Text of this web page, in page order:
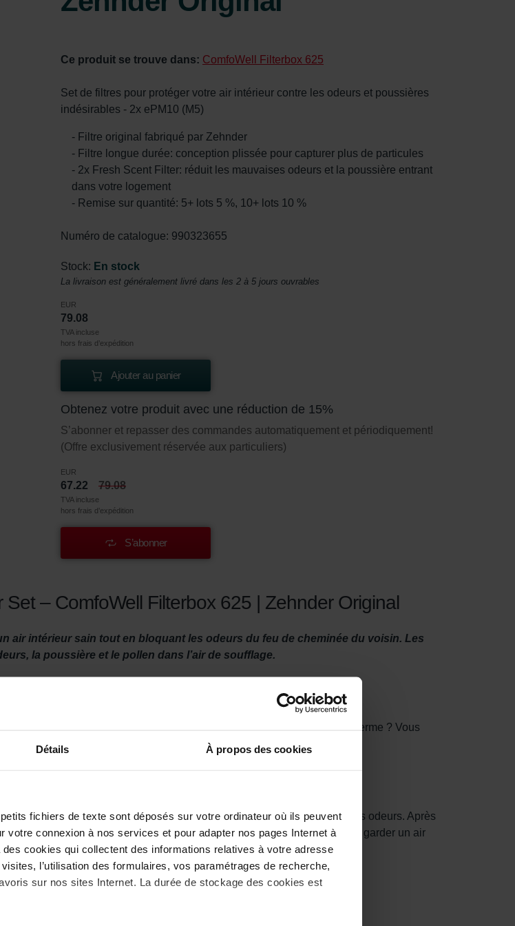
Détails À propos des cookies
fichiers de texte sont déposés sur votre ordinateur où ils peuvent
connexion à nos services et pour adapter nos pages Internet à
cookies qui collectent des informations relatives à votre adresse
l’utilisation des formulaires, vos paramétrages de recherche,
sur nos sites Internet. La durée de stockage des cookies est
Ce produit se trouve dans: ComfoWell Filterbox 625
Set de filtres pour protéger votre air intérieur contre les odeurs et poussières
indésirables - 2x ePM10 (M5)
- Filtre original fabriqué par Zehnder
- Filtre longue durée: conception plissée pour capturer plus de particules
- 2x Fresh Scent Filter: réduit les mauvaises odeurs et la poussière entrant
dans votre logement
- Remise sur quantité: 5+ lots 5 %, 10+ lots 10 %
Numéro de catalogue: 990323655
Stock: En stock
La livraison est généralement livré dans les 2 à 5 jours ouvrables
EUR
79.08
TVA incluse
hors frais d’expédition
Ajouter au panier
Obtenez votre produit avec une réduction de 15%
S’abonner et repasser des commandes automatiquement et périodiquement!
(Offre exclusivement réservée aux particuliers)
EUR
67.22 79.08
TVA incluse
hors frais d’expédition
S’abonner
– ComfoWell Filterbox 625 | Zehnder Original
air intérieur sain tout en bloquant les odeurs du feu de cheminée du voisin. Les
la poussière et le pollen dans l’air de soufflage.
voisins ont une cheminée odorante ? Ou si vous habitez à côté d’une ferme ? Vous
ne sera plus nécessaire avec le Fresh Scent Filter Set de Zehnder.
l’air soufflé. Le charbon actif contenu dans le filtre piège les mauvaises odeurs. Après
emprisonnées dans votre intérieur. Le remplacer à temps permet de garder un air